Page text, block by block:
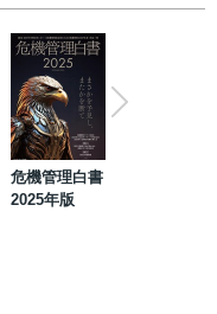
危機管理白書
2025年版